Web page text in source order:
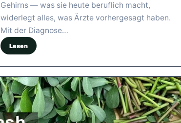
Gehirns — was sie heute beruflich macht,
widerlegt alles, was Ärzte vorhergesagt haben.
Mit der Diagnose…
Lesen